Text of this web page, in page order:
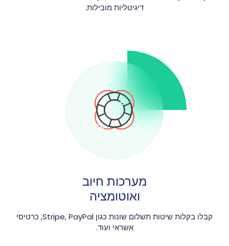
דיגיטליות מובילות.
מערכות חיוב
ואוטומציה
קבלו בקלות שיטות תשלום שונות כגון Stripe, PayPal, כרטיסי
אשראי ועוד.